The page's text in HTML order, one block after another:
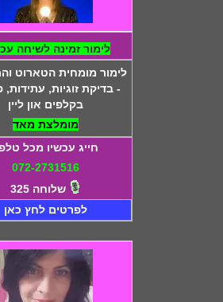
לימור זמינה לשיחה
לימור מומחית הטארוט
- בדיקת זוגיות, עתידות,
בקלפים און ליין
מומלצת מאד
חייג עכשיו מכל
072-2731516
שלוחה 325
לפרטים לחץ כאן